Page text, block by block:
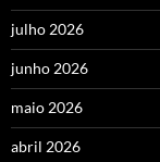
julho 2026
junho 2026
maio 2026
abril 2026